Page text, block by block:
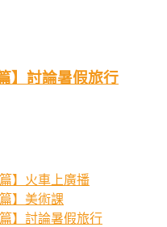
】討論暑假旅行
】火車上廣播
】美術課
】討論暑假旅行